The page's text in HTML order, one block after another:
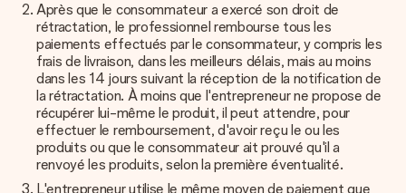
Après que le consommateur a exercé son droit de
rétractation, le professionnel rembourse tous les
paiements effectués par le consommateur, y compris les
frais de livraison, dans les meilleurs délais, mais au moins
dans les 14 jours suivant la réception de la notification de
la rétractation. À moins que l'entrepreneur ne propose de
récupérer lui-même le produit, il peut attendre, pour
effectuer le remboursement, d'avoir reçu le ou les
produits ou que le consommateur ait prouvé qu'il a
renvoyé les produits, selon la première éventualité.
L'entrepreneur utilise le même moyen de paiement que